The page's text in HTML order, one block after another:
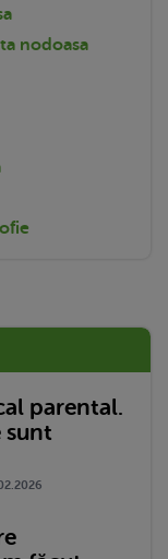
nodoasa
parental.
sunt